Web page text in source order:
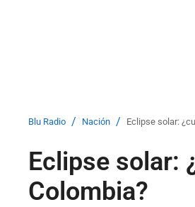
Blu Radio / Nación / Eclipse solar:
Eclipse solar:
Colombia?